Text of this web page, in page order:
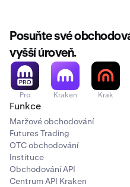
Posuňte své
vyšší úroveň.
Pro Kraken Krak
Funkce
Maržové obchodování
Futures Trading
OTC obchodování
Instituce
Obchodování API
Centrum API Kraken